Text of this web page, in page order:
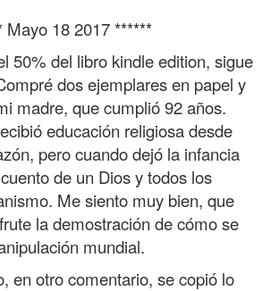
Mayo 18 2017 ******
50% del libro kindle edition, sigue
dos ejemplares en papel y
madre, que cumplió 92 años.
educación religiosa desde
pero cuando dejó la infancia
de un Dios y todos los
Me siento muy bien, que
la demostración de cómo se
mundial.
en otro comentario, se copió lo